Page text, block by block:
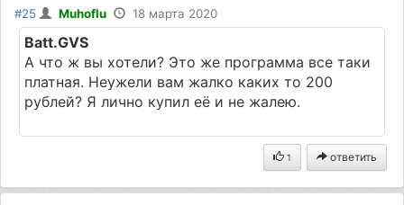
#25 Muhoflu 18 марта 2020
Batt.GVS
А что ж вы хотели? Это же программа все таки
платная. Неужели вам жалко каких то 200
рублей? Я лично купил её и не жалею.
1 ответить